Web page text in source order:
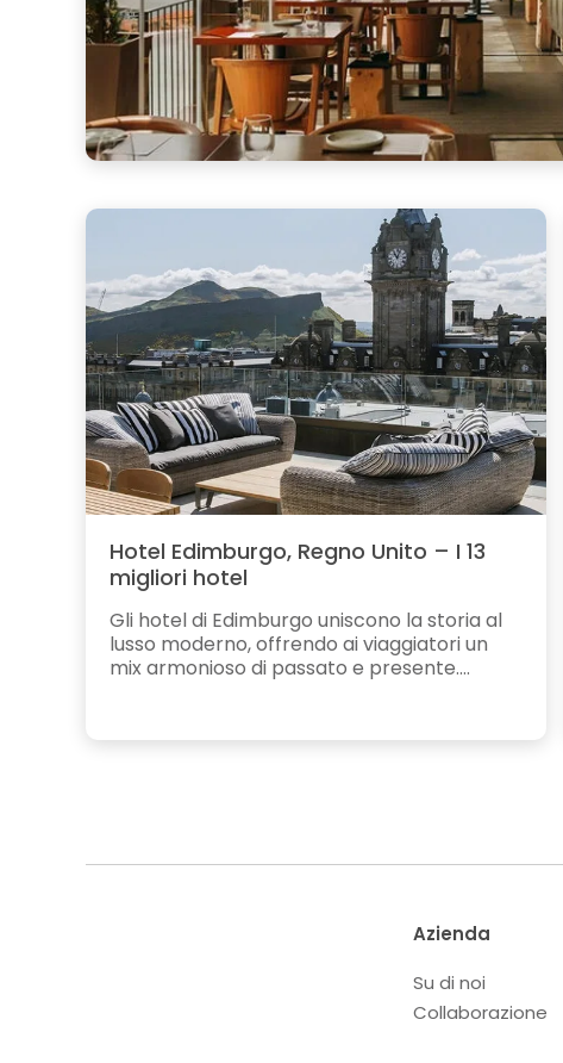
Hotel Edimburgo, Regno Unito – I 13
migliori hotel
Gli hotel di Edimburgo uniscono la storia al
lusso moderno, offrendo ai viaggiatori un
mix armonioso di passato e presente....
Azienda
Su di noi
Collaborazione